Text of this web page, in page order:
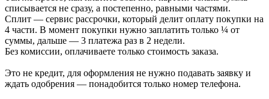
списывается не сразу, а постепенно, равными частями.
Сплит — сервис рассрочки, который делит оплату покупки на
4 части. В момент покупки нужно заплатить только ¼ от
суммы, дальше — 3 платежа раз в 2 недели.
Без комиссии, оплачиваете только стоимость заказа.
Это не кредит, для оформления не нужно подавать заявку и
ждать одобрения — понадобится только номер телефона.